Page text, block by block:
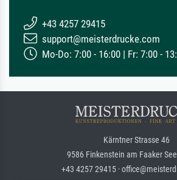
+43 4257 29415
support@meisterdrucke.com
Mo-Do: 7:00 - 16:00 | Fr: 7:00 -
Kärntner Strasse 46
9586 Finkenstein am Faaker See
+43 4257 29415 ·